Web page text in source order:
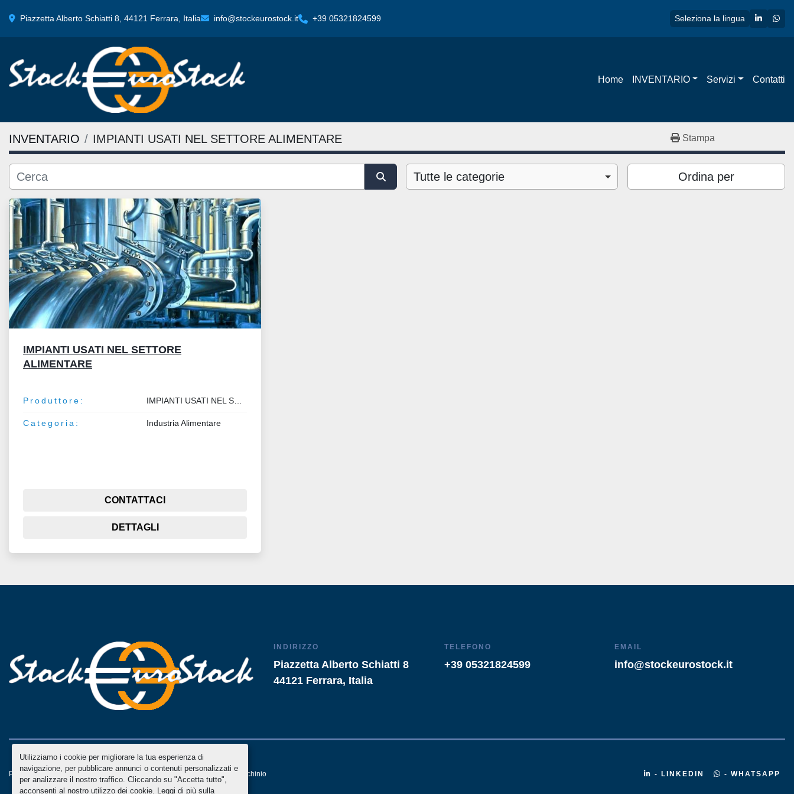
Utilizziamo i cookie per migliorare la tua esperienza di
navigazione, per pubblicare annunci o contenuti personalizzati e
per analizzare il nostro traffico. Cliccando su "Accetta tutto",
acconsenti al nostro utilizzo dei cookie. Leggi di più sulla
Piazzetta Alberto Schiatti 8, 44121 Ferrara, Italia info@stockeurostock.it +39 05321824599 Seleziona la lingua linkedin
Home INVENTARIO Servizi Contatti
INVENTARIO IMPIANTI USATI NEL SETTORE ALIMENTARE Stampa
Tutte le categorie Ordina per
IMPIANTI USATI NEL SETTORE
ALIMENTARE
Produttore: IMPIANTI USATI NEL SETTORE ALIMENTARE
Categoria: Industria Alimentare
CONTATTACI
DETTAGLI
INDIRIZZO
Piazzetta Alberto Schiatti 8
44121 Ferrara, Italia
TELEFONO
+39 05321824599
EMAIL
info@stockeurostock.it
Personalizza le preferenze sui Cookies Machinio Systemsito web diMachinio - LINKEDIN - WHATSAPP